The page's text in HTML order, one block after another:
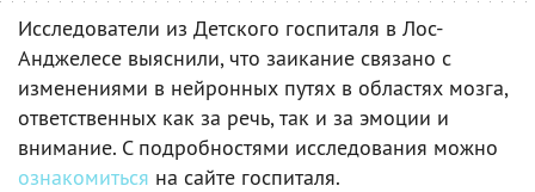
Исследователи из Детского госпиталя в Лос-
Анджелесе выяснили, что заикание связано с
изменениями в нейронных путях в областях мозга,
ответственных как за речь, так и за эмоции и
внимание. С подробностями исследования можно
ознакомиться на сайте госпиталя.